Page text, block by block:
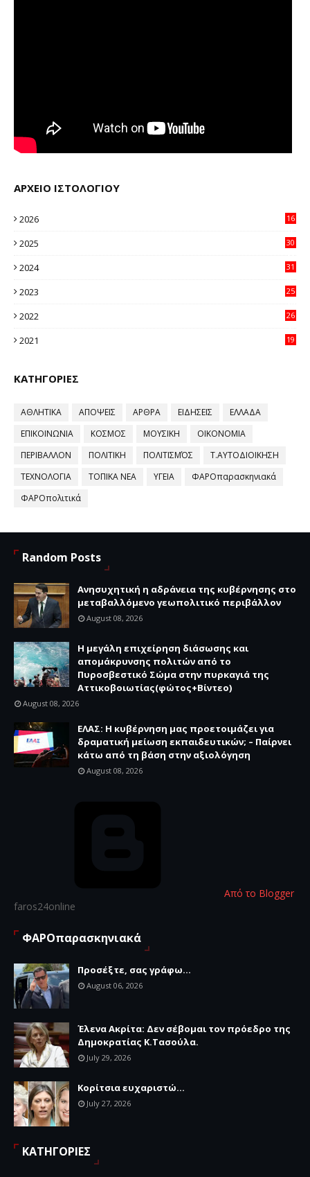
ΑΡΧΕΙΟ ΙΣΤΟΛΟΓΙΟΥ
2026
16
2025
30
2024
31
2023
25
2022
26
2021
19
ΚΑΤΗΓΟΡΙΕΣ
ΑΘΛΗΤΙΚΑ ΑΠΟΨΕΙΣ ΑΡΘΡΑ ΕΙΔΗΣΕΙΣ
ΕΛΛΑΔΑ
ΕΠΙΚΟΙΝΩΝΙΑ
ΚΟΣΜΟΣ ΜΟΥΣΙΚΗ
ΟΙΚΟΝΟΜΙΑ
ΠΕΡΙΒΑΛΛΟΝ
ΠΟΛΙΤΙΚΗ ΠΟΛΙΤΙΣΜΌΣ
Τ.ΑΥΤΟΔΙΟΙΚΗΣΗ
ΤΕΧΝΟΛΟΓΙΑ
ΤΟΠΙΚΑ ΝΕΑ ΥΓΕΙΑ
ΦΑΡΟπαρασκηνιακά
ΦΑΡΟπολιτικά
Random Posts
Ανησυχητική η αδράνεια της κυβέρνησης στο
μεταβαλλόμενο γεωπολιτικό περιβάλλον
August 08, 2026
Η μεγάλη επιχείρηση διάσωσης και
απομάκρυνσης πολιτών από το
Πυροσβεστικό Σώμα στην πυρκαγιά της
Αττικοβοιωτίας(φώτος+Βίντεο)
August 08, 2026
ΕΛΑΣ: Η κυβέρνηση μας προετοιμάζει για
δραματική μείωση εκπαιδευτικών; – Παίρνει
κάτω από τη βάση στην αξιολόγηση
August 08, 2026
Από το Blogger
faros24online
ΦΑΡΟπαρασκηνιακά
Προσέξτε, σας γράφω...
August 06, 2026
Έλενα Ακρίτα: Δεν σέβομαι τον πρόεδρο της
Δημοκρατίας Κ.Τασούλα.
July 29, 2026
Κορίτσια ευχαριστώ...
July 27, 2026
ΚΑΤΗΓΟΡΙΕΣ